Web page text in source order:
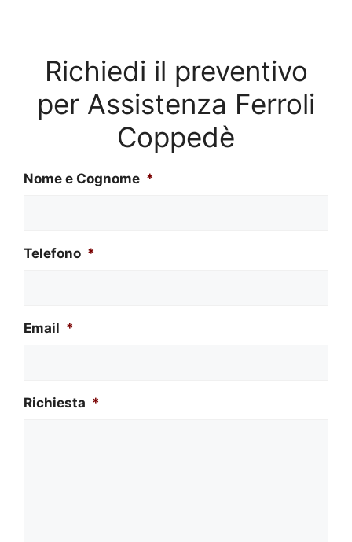
Richiedi il preventivo
per Assistenza Ferroli
Coppedè
Nome e Cognome *
Telefono *
Email *
Richiesta *